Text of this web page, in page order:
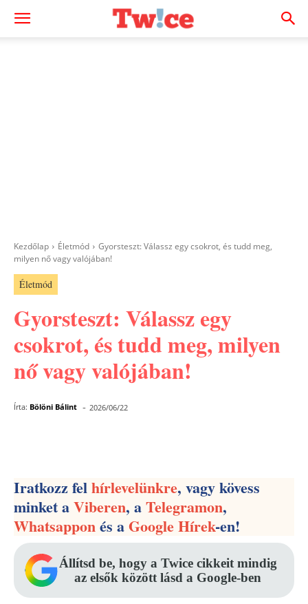
Kezdőlap Életmód
Gyorsteszt: Válassz egy csokrot, és tudd meg,
milyen nő vagy valójában!
Életmód
Gyorsteszt: Válassz egy
csokrot, és tudd meg, milyen
nő vagy valójában!
Írta: Bölöni Bálint - 2026/06/22
Iratkozz felhírlevelünkre, vagy kövess
minket aViberen, aTelegramon,
Whatsapponés aGoogle Hírek-en!
Állítsd be, hogy a Twice cikkeit mindig
az elsők között lásd a Google-ben